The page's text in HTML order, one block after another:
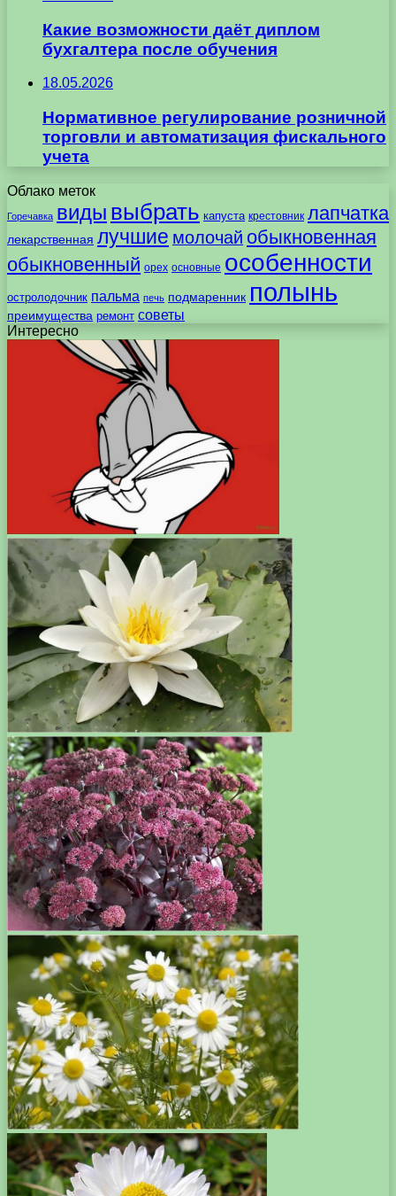
Какие возможности даёт диплом
бухгалтера после обучения
18.05.2026
Нормативное регулирование розничной
торговли и автоматизация фискального
учета
Облако меток
Горечавка виды выбрать капуста крестовник лапчатка
лекарственная лучшие молочай обыкновенная
обыкновенный орех основные особенности
остролодочник пальма печь подмаренник полынь
преимущества ремонт советы
Интересно